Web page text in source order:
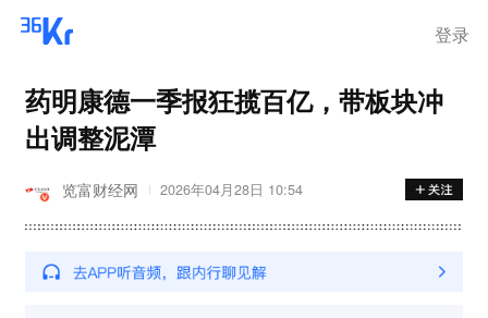
登录
药明康德一季报狂揽百亿，带板块冲
出调整泥潭
览富财经网 2026年04月28日 10:54